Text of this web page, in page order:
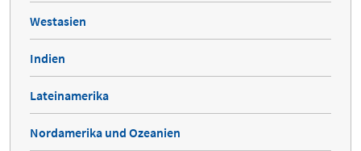
Westasien
Indien
Lateinamerika
Nordamerika und Ozeanien